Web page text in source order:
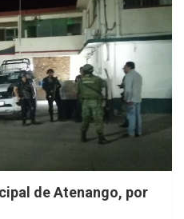
de Atenango, por